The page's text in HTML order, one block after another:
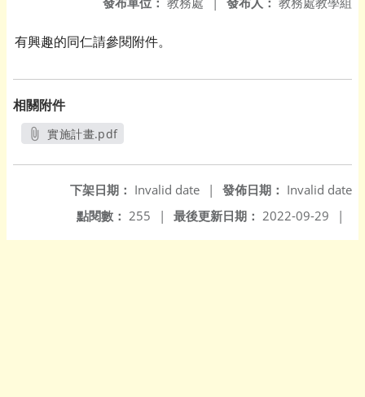
有興趣的同仁請參閱附件。
相關附件
實施計畫.pdf
發佈日期： Invalid date
下架日期： Invalid date
|
最後更新日期： 2022-09-29 |
點閱數： 255 |